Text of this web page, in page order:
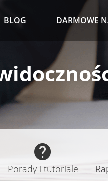
BLOG DARMOWE
Porady i tutoriale